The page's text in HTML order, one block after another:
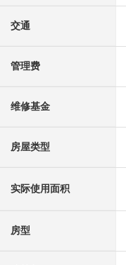
交通
管理费
维修基金
房屋类型
实际使用面积
房型